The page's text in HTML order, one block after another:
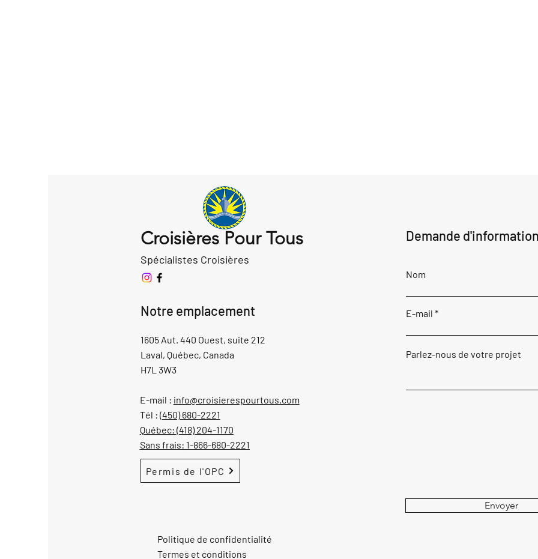
Croisières Pour Tous
Spécialistes Croisières
Notre emplacement
1605 Aut. 440 Ouest, suite 212
Laval, Québec, Canada
H7L 3W3
E-mail : info@croisierespourtous.com
Tél : (450) 680-2221
Québec: (418) 204-1170
Sans frais: 1-866-680-2221
Permis de l'OPC
Demande
Nom
E-mail
Parlez-nous de votre projet
Envoyer
Politique de confidentialité
Termes et conditions